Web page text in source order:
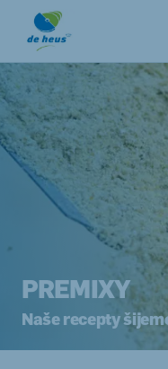
PREMIXY
Naše recepty